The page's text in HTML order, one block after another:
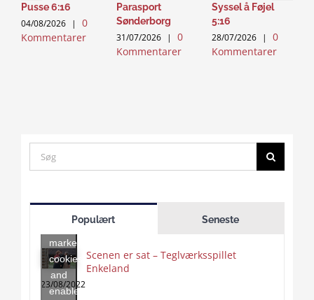
Pusse 6:16
04/08/2026 |
0
Kommentarer
Parasport
Sønderborg
31/07/2026 |
0
Kommentarer
Syssel å Føjel
5:16
28/07/2026 |
0
Kommentarer
Search
for:
Populært Seneste
accept
marketing
cookies
and
enable
Scenen er sat – Teglværksspillet
Enkeland
23/08/2022
Click
to